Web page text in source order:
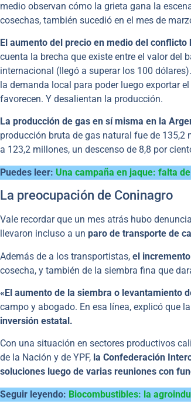
medio observan cómo la grieta gana la
cosechas, también sucedió en el mes de
El aumento del precio en medio del
cuenta la brecha que existe entre el valor del
internacional (llegó a superar los 100
la demanda local para poder luego exportar
favorecen. Y desalientan la producción.
La producción de gas en sí misma en la
producción bruta de gas natural fue de
a 123,2 millones, un descenso de 8,8 por
Puedes leer: Una campaña en jaque: falta
La preocupación de Coninagro
Vale recordar que un mes atrás hubo
llevaron incluso a un paro de transporte de
Además de a los transportistas, el
cosecha, y también de la siembra fina que
«El aumento de la siembra o levantamiento
campo y abogado. En esa línea, explicó que
inversión estatal.
Con una situación en sectores productivos
de la Nación y de YPF, la Confederación
soluciones luego de varias reuniones con
Seguir leyendo: Biocombustibles: la